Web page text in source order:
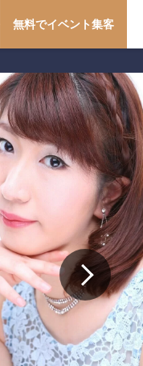
無料でイベント集客